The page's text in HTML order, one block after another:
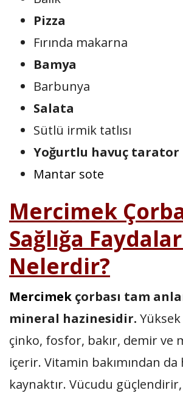
Pizza
Fırında makarna
Bamya
Barbunya
Salata
Sütlü irmik tatlısı
Yoğurtlu havuç tarator
Mantar sote
Mercimek
Sağlığa
Nelerdir?
Mercimek çorbası tam
mineral hazinesidir.
çinko, fosfor, bakır, demir ve
içerir. Vitamin bakımından
kaynaktır. Vücudu